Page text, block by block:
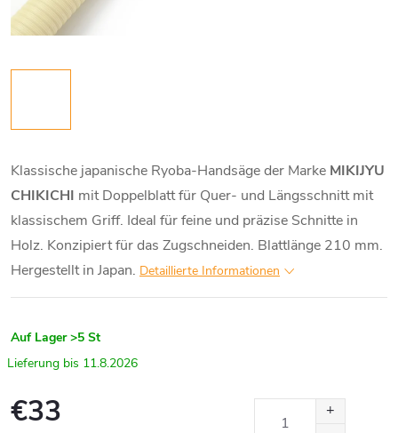
Klassische japanische Ryoba-Handsäge der Marke MIKIJYU
CHIKICHI mit Doppelblatt für Quer- und Längsschnitt mit
klassischem Griff. Ideal für feine und präzise Schnitte in
Holz. Konzipiert für das Zugschneiden. Blattlänge 210 mm.
Hergestellt in Japan. Detaillierte Informationen
Auf Lager >5 St
11.8.2026
€33